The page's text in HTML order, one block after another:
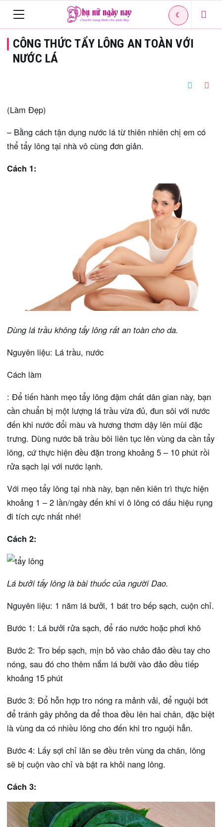
navigation
☾
CÔNG THỨC TẨY LÔNG AN TOÀN VỚI
NƯỚC LÁ
(Làm Đẹp)
– Bằng cách tận dụng nước lá từ thiên nhiên chị em có
thể tẩy lông tại nhà vô cùng đơn giản.
Cách 1:
Dùng lá trầu không tẩy lông rất an toàn cho da.
Nguyên liệu: Lá trầu, nước
Cách làm
: Để tiến hành mẹo tẩy lông đậm chất dân gian này, bạn
cần chuẩn bị một lượng lá trầu vừa đủ, đun sôi với nước
đến khi nước đổi màu và hương thơm dậy lên mùi đặc
trưng. Dùng nước bã trầu bôi liên tục lên vùng da cần tẩy
lông, cứ thực hiện đều đặn trong khoảng 5 – 10 phút rồi
rửa sạch lại với nước lạnh.
Với mẹo tẩy lông tại nhà này, bạn nên kiên trì thực hiện
khoảng 1 – 2 lần/ngày đến khi vi ô lông có dấu hiệu rụng
đi tích cực nhất nhé!
Cách 2:
Lá bưởi tẩy lông là bài thuốc của người Dao.
Nguyên liệu: 1 năm lá bưởi, 1 bát tro bếp sạch, cuộn chỉ.
Bước 1: Lá bưởi rửa sạch, để ráo nước hoặc phơi khô
Bước 2: Tro bếp sạch, mịn bỏ vào chảo đảo đều tay cho
nóng, sau đó cho thêm nắm lá bưởi vào đảo đều tiếp
khoảng 15 phút
Bước 3: Đổ hỗn hợp tro nóng ra mảnh vải, để nguội bớt
để tránh gây phỏng da để thoa đều lên hai chân, đặc biệt
là vùng da có nhiều lông cho đến khi tro nguội hẳn.
Bước 4: Lấy sợi chỉ lăn se đều trên vùng da chân, lông
sẽ bị cuộn vào chỉ và bật ra khỏi nang lông.
Cách 3: